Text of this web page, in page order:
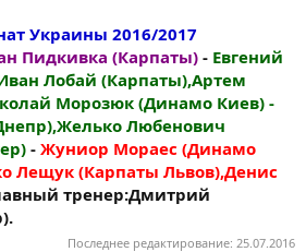
Украины 2016/2017​
Пидкивка (Карпаты)- Евгений
Лобай (Карпаты),Артем
Морозюк (Динамо Киев) -
Любенович
- Жуниор Мораес (Динамо
Лещук (Карпаты Львов),Денис
тренер:Дмитрий
Последнее редактирование: 25.07.2016